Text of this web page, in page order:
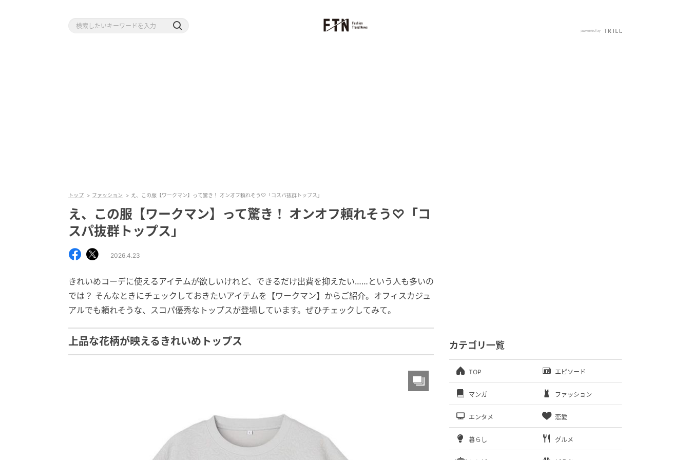
トップ ファッション え、この服【ワークマン】って驚き！ オンオフ頼れそう♡「コスパ抜群トップス」
え、この服【ワークマン】って驚き！ オンオフ頼れそう♡「コ
スパ抜群トップス」
2026.4.23
きれいめコーデに使えるアイテムが欲しいけれど、できるだけ出費を抑えたい……という人も多いの
では？ そんなときにチェックしておきたいアイテムを【ワークマン】からご紹介。オフィスカジュ
アルでも頼れそうな、スコパ優秀なトップスが登場しています。ぜひチェックしてみて。
上品な花柄が映えるきれいめトップス カテゴリ一覧
TOP エピソード
マンガ ファッション
エンタメ 恋愛
暮らし グルメ